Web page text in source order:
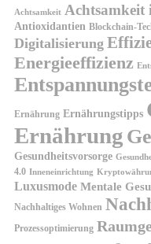
Achtsamkeit Achtsamkeit
Antioxidantien Blockchain-
Digitalisierung
Energieeffizienz
Ernährung Ernährungstipps
Ernährung
Gesundheitsvorsorge
4.0 Inneneinrichtung
Luxusmode Mentale
Nachhaltiges Wohnen
Prozessoptimierung